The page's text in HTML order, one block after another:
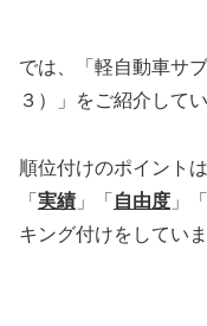
では、「軽自動車サ
３）」をご紹介してい
順位付けのポイントは
「 実績 」「 自由度 」「
キング付けをしていま